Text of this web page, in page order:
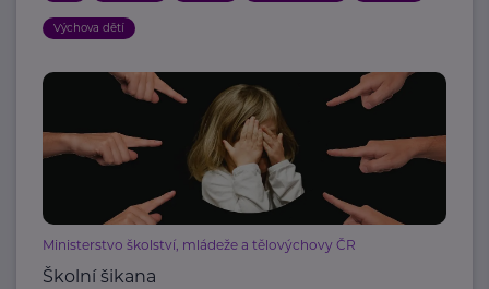
Výchova dětí
Ministerstvo školství, mládeže a tělovýchovy ČR
Školní šikana